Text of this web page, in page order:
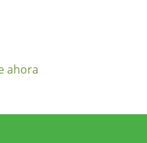
ahora